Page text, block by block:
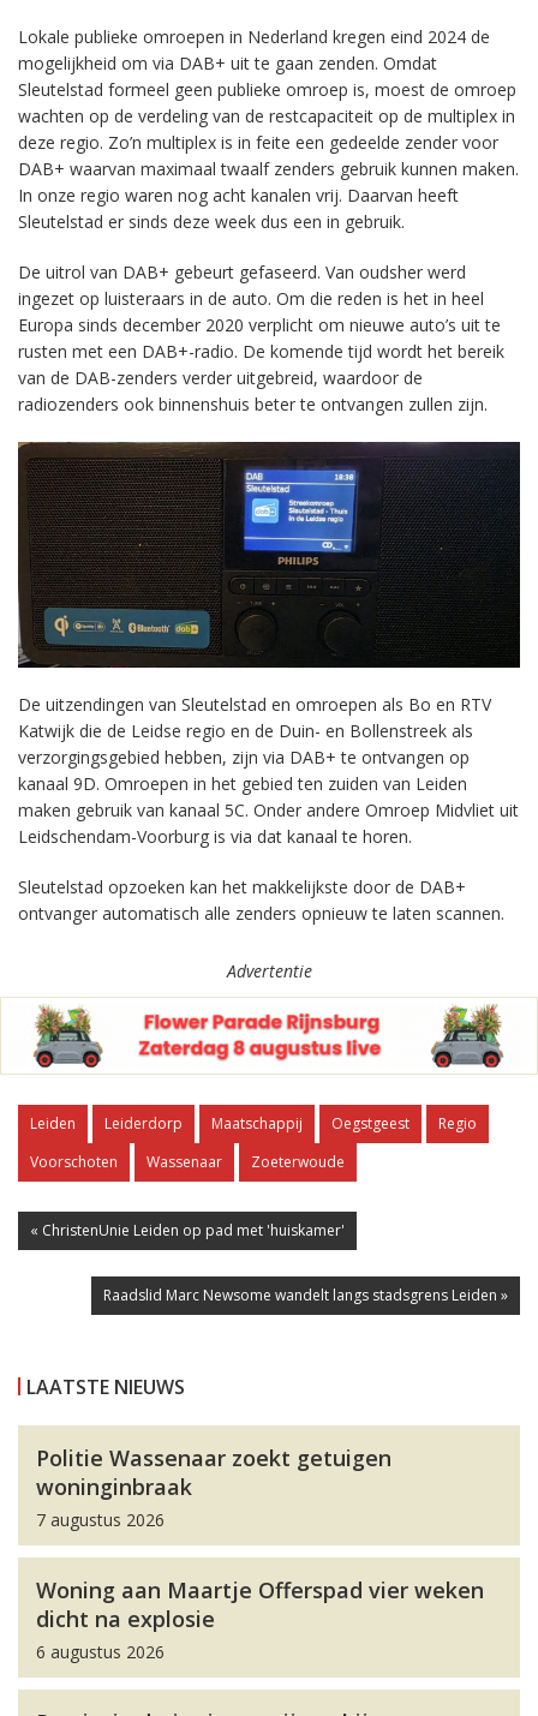
Lokale publieke omroepen in Nederland kregen eind 2024 de
mogelijkheid om via DAB+ uit te gaan zenden. Omdat
Sleutelstad formeel geen publieke omroep is, moest de omroep
wachten op de verdeling van de restcapaciteit op de multiplex in
deze regio. Zo’n multiplex is in feite een gedeelde zender voor
DAB+ waarvan maximaal twaalf zenders gebruik kunnen maken.
In onze regio waren nog acht kanalen vrij. Daarvan heeft
Sleutelstad er sinds deze week dus een in gebruik.
De uitrol van DAB+ gebeurt gefaseerd. Van oudsher werd
ingezet op luisteraars in de auto. Om die reden is het in heel
Europa sinds december 2020 verplicht om nieuwe auto’s uit te
rusten met een DAB+-radio. De komende tijd wordt het bereik
van de DAB-zenders verder uitgebreid, waardoor de
radiozenders ook binnenshuis beter te ontvangen zullen zijn.
De uitzendingen van Sleutelstad en omroepen als Bo en RTV
Katwijk die de Leidse regio en de Duin- en Bollenstreek als
verzorgingsgebied hebben, zijn via DAB+ te ontvangen op
kanaal 9D. Omroepen in het gebied ten zuiden van Leiden
maken gebruik van kanaal 5C. Onder andere Omroep Midvliet uit
Leidschendam-Voorburg is via dat kanaal te horen.
Sleutelstad opzoeken kan het makkelijkste door de DAB+
ontvanger automatisch alle zenders opnieuw te laten scannen.
Advertentie
Leiden Leiderdorp Maatschappij Oegstgeest
Regio
Voorschoten
Wassenaar Zoeterwoude
« ChristenUnie Leiden op pad met 'huiskamer'
Raadslid Marc Newsome wandelt langs stadsgrens Leiden »
LAATSTE NIEUWS
Politie Wassenaar zoekt getuigen
woninginbraak
7 augustus 2026
Woning aan Maartje Offerspad vier weken
dicht na explosie
6 augustus 2026